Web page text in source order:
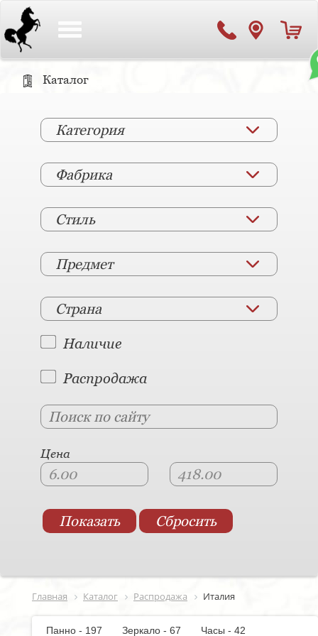
Каталог
Категория
Фабрика
Стиль
Предмет
Страна
Наличие
Распродажа
Цена
Главная Каталог Распродажа Италия
Панно - 197 Зеркало - 67
Часы - 42